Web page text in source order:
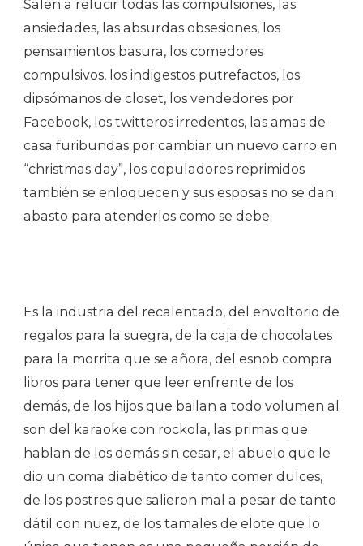
Salen a relucir todas las compulsiones, las
ansiedades, las absurdas obsesiones, los
pensamientos basura, los comedores
compulsivos, los indigestos putrefactos, los
dipsómanos de closet, los vendedores por
Facebook, los twitteros irredentos, las amas de
casa furibundas por cambiar un nuevo carro en
“christmas day”, los copuladores reprimidos
también se enloquecen y sus esposas no se dan
abasto para atenderlos como se debe.
Es la industria del recalentado, del envoltorio de
regalos para la suegra, de la caja de chocolates
para la morrita que se añora, del esnob compra
libros para tener que leer enfrente de los
demás, de los hijos que bailan a todo volumen al
son del karaoke con rockola, las primas que
hablan de los demás sin cesar, el abuelo que le
dio un coma diabético de tanto comer dulces,
de los postres que salieron mal a pesar de tanto
dátil con nuez, de los tamales de elote que lo